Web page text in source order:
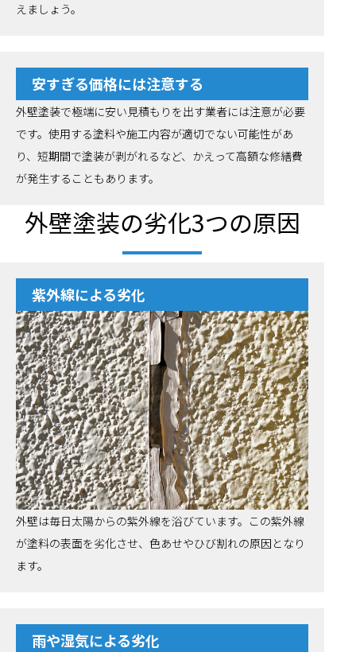
えましょう。
安すぎる価格には注意する
外壁塗装で極端に安い見積もりを出す業者には注意が必要
です。使用する塗料や施工内容が適切でない可能性があ
り、短期間で塗装が剥がれるなど、かえって高額な修繕費
が発生することもあります。
外壁塗装の劣化3つの原因
紫外線による劣化
外壁は毎日太陽からの紫外線を浴びています。この紫外線
が塗料の表面を劣化させ、色あせやひび割れの原因となり
ます。
雨や湿気による劣化